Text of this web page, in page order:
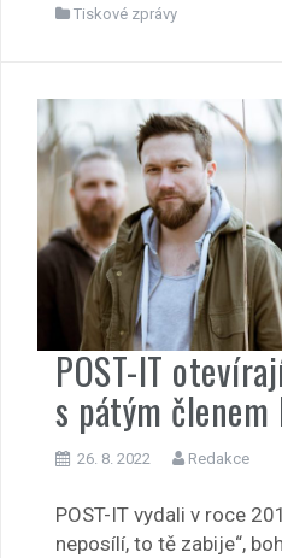
Tiskové zprávy
POST-IT
s pátým členem
26. 8. 2022 Redakce
POST-IT vydali v roce
neposílí, to tě zabije“,